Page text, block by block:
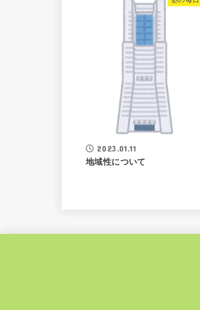
2023.01.11
地域性について